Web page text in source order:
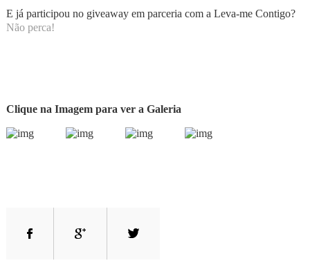
E já participou no giveaway em parceria com a Leva-me Contigo?
Não perca!
Clique na Imagem para ver a Galeria